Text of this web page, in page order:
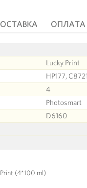
ОПЛАТА
Lucky Print
HP177,
4
Photosmart
D6160
(4*100 ml)